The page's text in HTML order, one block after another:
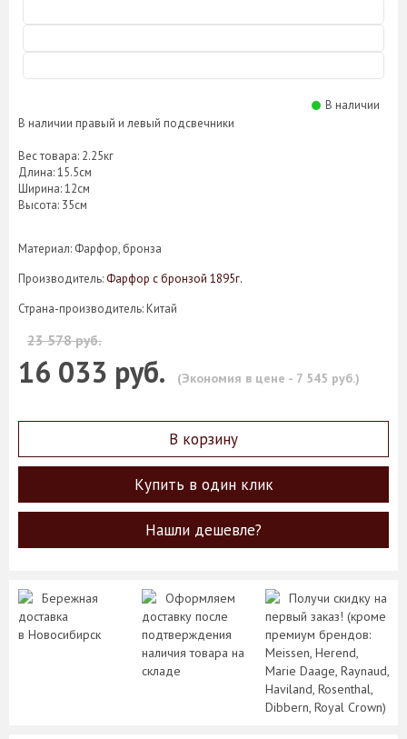
В наличии
В наличии правый и левый подсвечники
Вес товара: 2.25кг
Длина: 15.5см
Ширина: 12см
Высота: 35см
Материал: Фарфор, бронза
Производитель:Фарфор с бронзой 1895г.
Страна-производитель: Китай
23 578 руб.
16 033 руб. (Экономия в цене - 7 545 руб.)
В корзину
Купить в один клик
Нашли дешевле?
Бережная
доставка
в Новосибирск
Оформляем
доставку после
подтверждения
наличия товара на
складе
Получи скидку на
первый заказ! (кроме
премиум брендов:
Meissen, Herend,
Marie Daage, Raynaud,
Haviland, Rosenthal,
Dibbern, Royal Crown)